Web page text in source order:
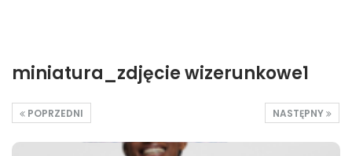
miniatura_zdjęcie wizerunkowe1
NASTĘPNY
POPRZEDNI